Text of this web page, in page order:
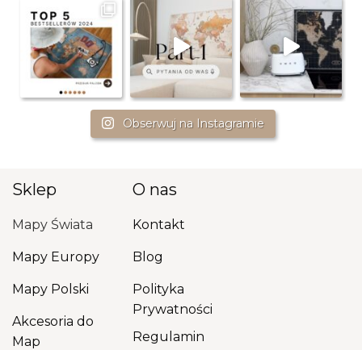
Obserwuj na Instagramie
Sklep
Mapy Świata
Mapy Europy
Mapy Polski
Akcesoria do
Map
O nas
Kontakt
Blog
Polityka
Prywatności
Regulamin